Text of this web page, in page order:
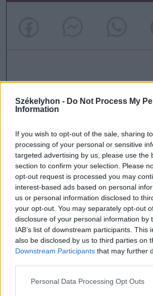
Székelyhon - Do Not Process My
Information
If you wish to opt-out of the sale, sharing
processing of your personal or sensitive
targeted advertising by us, please use the
section to confirm your selection. Please
opt-out request is processed you may
interest-based ads based on personal
us or personal information disclosed to
your opt-out. You may separately opt-out
disclosure of your personal information by
IAB’s list of downstream participants. This
also be disclosed by us to third parties on
Downstream Participants that may further
Personal Data Processing Opt Outs
szóljon hozzá!
Ezek is
Székelyhon
mezőgazdasági
Csatószegen
Székelyhon
Életét
akiket